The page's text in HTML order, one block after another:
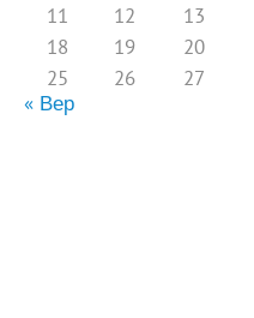
11
12 13
18
19 20
25
26 27
« Вер